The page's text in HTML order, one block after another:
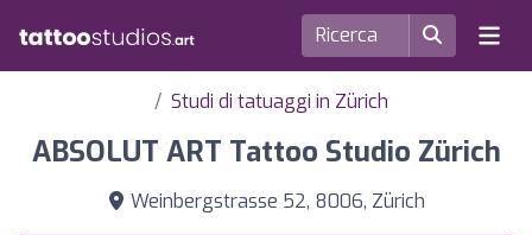
Studi di tatuaggi in Zürich
ABSOLUT ART Tattoo Studio Zürich
Weinbergstrasse 52, 8006, Zürich